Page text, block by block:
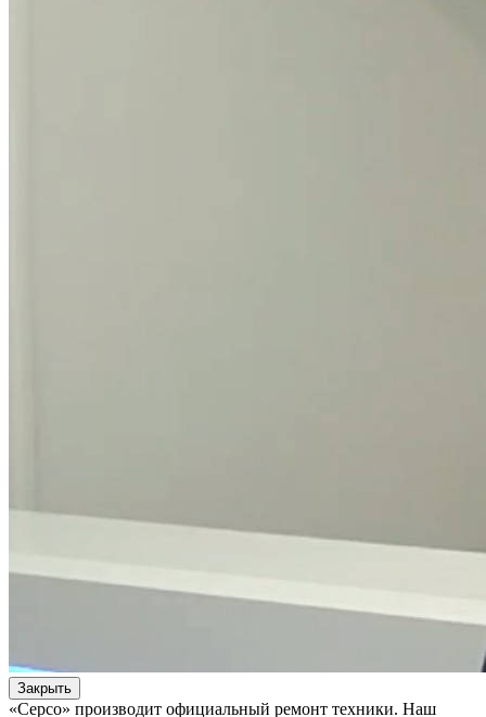
Закрыть
«Серсо» производит официальный ремонт техники. Наш